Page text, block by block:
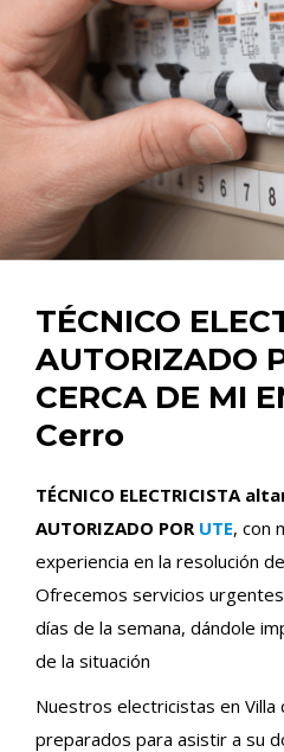
TÉCNICO
AUTORIZADO
CERCA DE MI
Cerro
TÉCNICO ELECTRICISTA
AUTORIZADO POR UTE, con
experiencia en la resolución
Ofrecemos servicios
días de la semana, dándole
de la situación
Nuestros electricistas en Villa
preparados para asistir a su